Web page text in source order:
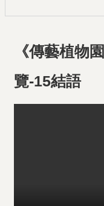
《傳藝植物
覽-15結語